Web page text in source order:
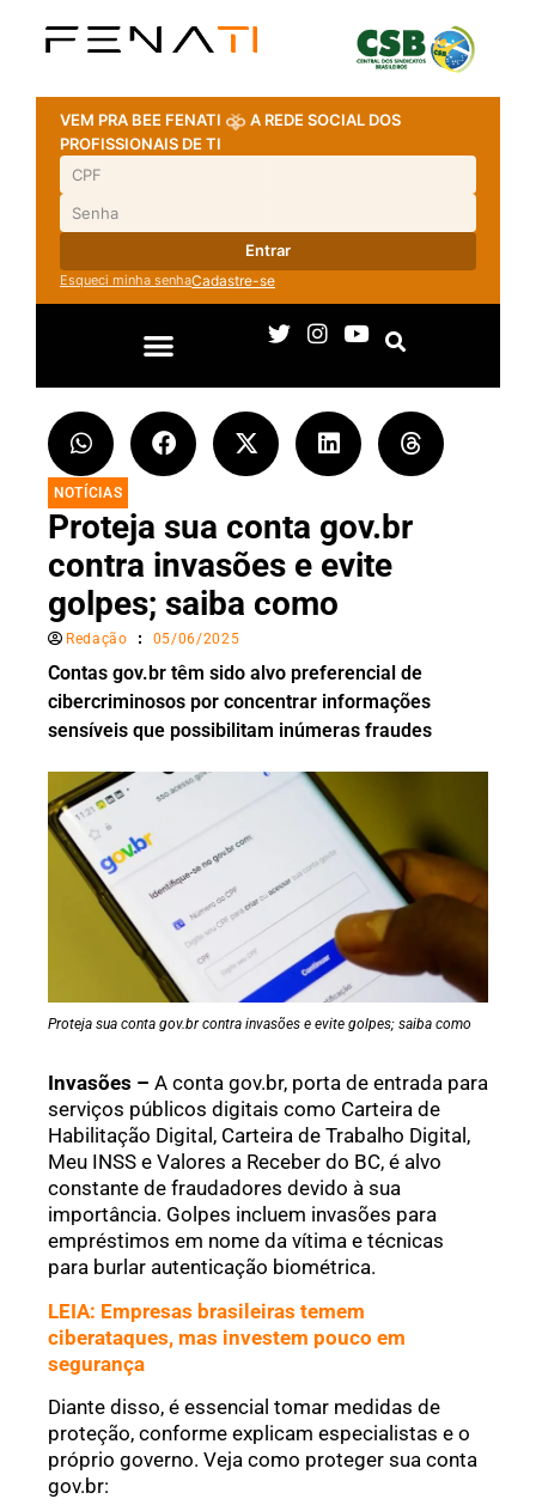
VEM PRA BEE FENATI
A REDE SOCIAL DOS
PROFISSIONAIS DE TI
Entrar
Esqueci minha senhaCadastre-se
NOTÍCIAS
Proteja sua conta gov.br
contra invasões e evite
golpes; saiba como
Redação 05/06/2025
Contas gov.br têm sido alvo preferencial de
cibercriminosos por concentrar informações
sensíveis que possibilitam inúmeras fraudes
Proteja sua conta gov.br contra invasões e evite golpes; saiba como
Invasões – A conta gov.br, porta de entrada para
serviços públicos digitais como Carteira de
Habilitação Digital, Carteira de Trabalho Digital,
Meu INSS e Valores a Receber do BC, é alvo
constante de fraudadores devido à sua
importância. Golpes incluem invasões para
empréstimos em nome da vítima e técnicas
para burlar autenticação biométrica.
LEIA: Empresas brasileiras temem
ciberataques, mas investem pouco em
segurança
Diante disso, é essencial tomar medidas de
proteção, conforme explicam especialistas e o
próprio governo. Veja como proteger sua conta
gov.br: